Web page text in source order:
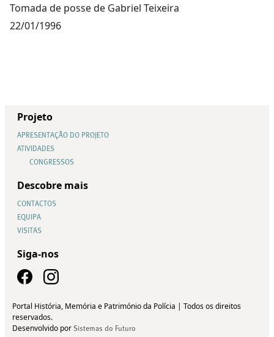
Tomada de posse de Gabriel Teixeira
22/01/1996
Projeto
APRESENTAÇÃO DO PROJETO
ATIVIDADES
CONGRESSOS
Descobre mais
CONTACTOS
EQUIPA
VISITAS
Siga-nos
Portal História, Memória e Património da Polícia | Todos os direitos
reservados.
Desenvolvido por Sistemas do Futuro